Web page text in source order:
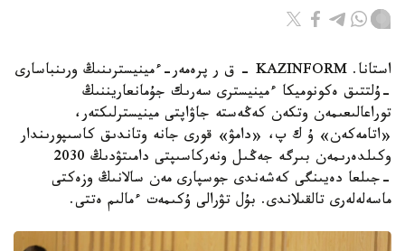
استانا. KAZINFORM - ق ر پرەمەر-ءمينيسترىنىڭ ورىنباسارى
-ۇلتتىق ەكونوميكا ءمينيسترى سەرىك جۇمانعاريننىڭ
توراعالىعىمەن وتكەن كەڭەستە جاۋاپتى مينيسترلىكتەر،
«اتامەكەن» ۇ ك پ، «دامۋ» قورى جانە وتاندىق كاسىپورىندار
وكىلدەرىمەن بىرگە جەڭىل ونەركاسىپتى دامىتۋدىڭ 2030
-جىلعا دەيىنگى كەشەندى جوسپارى مەن سالانىڭ وزەكتى
ماسەلەلەرى تالقىلاندى. بۇل تۋرالى ۇكىمەت ءمالىم ەتتى.